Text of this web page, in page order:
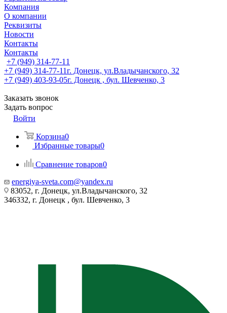
Компания
О компании
Реквизиты
Новости
Контакты
Контакты
+7 (949) 314-77-11
+7 (949) 314-77-11г. Донецк, ул.Владычанского, 32
+7 (949) 403-93-05г. Донецк , бул. Шевченко, 3
Заказать звонок
Задать вопрос
Войти
Корзина0
Избранные товары0
Сравнение товаров0
energiya-sveta.com@yandex.ru
83052, г. Донецк, ул.Владычанского, 32
346332, г. Донецк , бул. Шевченко, 3